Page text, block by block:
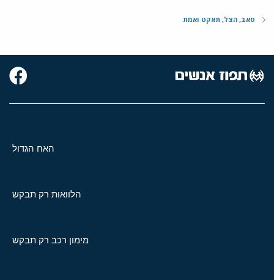
סאב, הצל, תאקט ואמת
האח הגדול
הלוואות רק תבקש
מימון רכב רק תבקש